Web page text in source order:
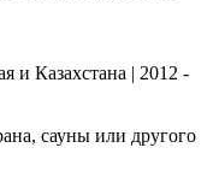
и Казахстана | 2012 -
сауны или другого